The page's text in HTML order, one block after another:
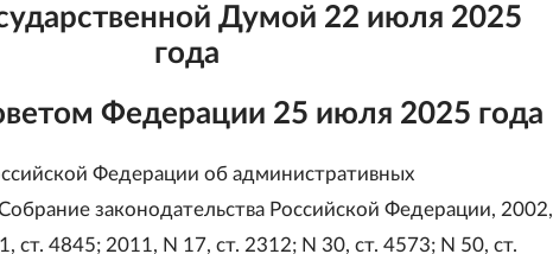
Думой 22 июля 2025
года
Федерации 25 июля 2025 года
Федерации об административных
законодательства Российской Федерации, 2002,
ст. 4845; 2011, N 17, ст. 2312; N 30, ст. 4573; N 50, ст.